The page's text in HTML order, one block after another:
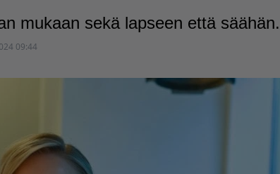
mukaan sekä lapseen että säähän.
09:44